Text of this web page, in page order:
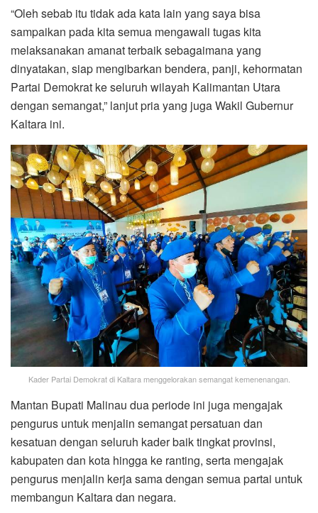
“Oleh sebab itu tidak ada kata lain yang saya bisa
sampaikan pada kita semua mengawali tugas kita
melaksanakan amanat terbaik sebagaimana yang
dinyatakan, siap mengibarkan bendera, panji, kehormatan
Partai Demokrat ke seluruh wilayah Kalimantan Utara
dengan semangat,” lanjut pria yang juga Wakil Gubernur
Kaltara ini.
Kader Partai Demokrat di Kaltara menggelorakan semangat kemenenangan.
Mantan Bupati Malinau dua periode ini juga mengajak
pengurus untuk menjalin semangat persatuan dan
kesatuan dengan seluruh kader baik tingkat provinsi,
kabupaten dan kota hingga ke ranting, serta mengajak
pengurus menjalin kerja sama dengan semua partai untuk
membangun Kaltara dan negara.